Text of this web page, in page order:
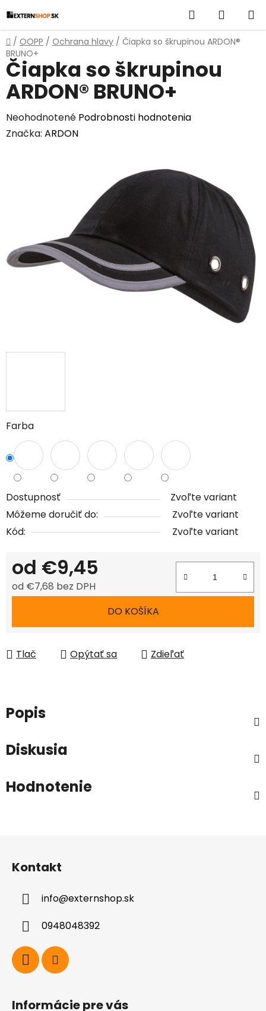
na
obsah
Hľadať
KOŠÍK
Domov
/ OOPP / Ochrana hlavy / Čiapka so škrupinou ARDON®
BRUNO+
Farba
Dostupnosť
Zvoľte variant
Môžeme doručiť do:
Zvoľte variant
Kód:
Zvoľte variant
od €9,45
od €7,68 bez DPH
DO KOŠÍKA
Tlač Opýtať sa Zdieľať
Čiapka so škrupinou
ARDON® BRUNO+
Priemerné
hodnotenie
Neohodnotené Podrobnosti hodnotenia
Značka: ARDON
Popis
Diskusia
Hodnotenie
Kontakt
info@externshop.sk
0948048392
Informácie pre vás